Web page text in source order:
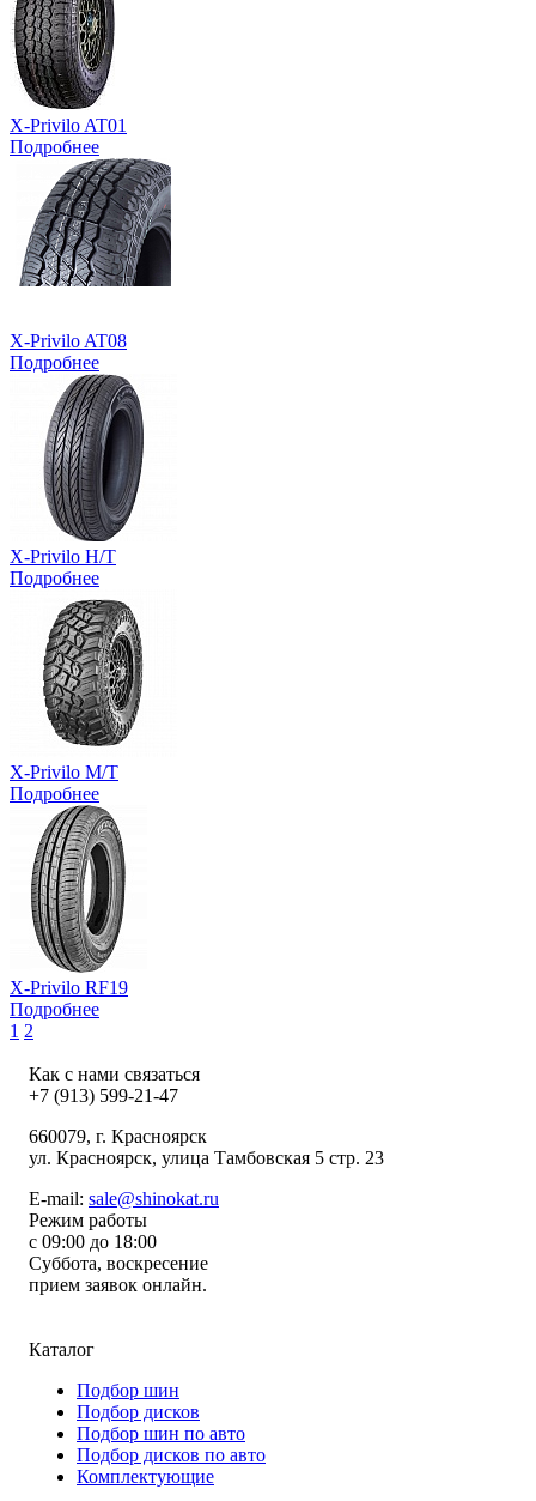
X-Privilo AT01
Подробнее
X-Privilo AT08
Подробнее
X-Privilo H/T
Подробнее
X-Privilo M/T
Подробнее
X-Privilo RF19
Подробнее
1 2
Как с нами связаться
+7 (913) 599-21-47
660079, г. Красноярск
ул. Красноярск, улица Тамбовская 5 стр. 23
E-mail: sale@shinokat.ru
Режим работы
с 09:00 до 18:00
Суббота, воскресение
прием заявок онлайн.
Каталог
Подбор шин
Подбор дисков
Подбор шин по авто
Подбор дисков по авто
Комплектующие